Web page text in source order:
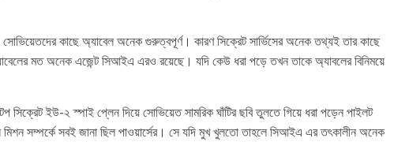
কাছে অ্যাবেল অনেক গুরুত্বপূর্ণ। কারণ সিক্রেট সার্ভিসের অনেক তথ্যই তার কাছে
মত অনেক এজেন্ট সিআইএ এরও রয়েছে। যদি কেউ ধরা পড়ে তখন তাকে অ্যাবলের বিনিময়ে
ইউ-২ স্পাই প্লেন দিয়ে সোভিয়েত সামরিক ঘাঁটির ছবি তুলতে গিয়ে ধরা পড়েন পাইলট
মিশন সম্পর্কে সবই জানা ছিল পাওয়ার্সের। সে যদি মুখ খুলতো তাহলে সিআইএ এর তৎকালীন অনেক